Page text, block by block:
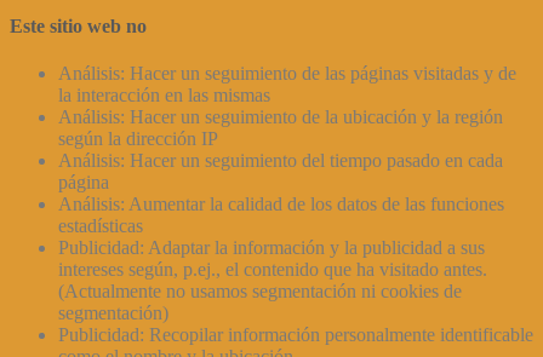
Este sitio web no
Análisis: Hacer un seguimiento de las páginas visitadas y de
la interacción en las mismas
Análisis: Hacer un seguimiento de la ubicación y la región
según la dirección IP
Análisis: Hacer un seguimiento del tiempo pasado en cada
página
Análisis: Aumentar la calidad de los datos de las funciones
estadísticas
Publicidad: Adaptar la información y la publicidad a sus
intereses según, p.ej., el contenido que ha visitado antes.
(Actualmente no usamos segmentación ni cookies de
segmentación)
Publicidad: Recopilar información personalmente identificable